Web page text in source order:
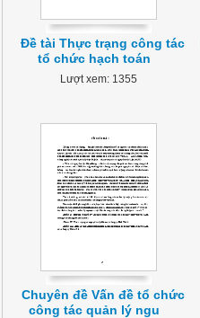
Đề tài Thực trạng công tác
tổ chức hạch toán
Lượt xem: 1355
Chuyên đề Vấn đề tổ chức
công tác quản lý ngu